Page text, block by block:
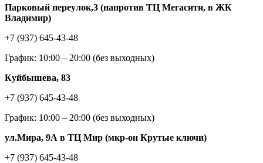
Парковый переулок,3 (напротив ТЦ Мегасити, в ЖК
Владимир)
+7 (937) 645-43-48
График: 10:00 – 20:00 (без выходных)
Куйбышева, 83
+7 (937) 645-43-48
График: 10:00 – 20:00 (без выходных)
ул.Мира, 9А в ТЦ Мир (мкр-он Крутые ключи)
+7 (937) 645-43-48